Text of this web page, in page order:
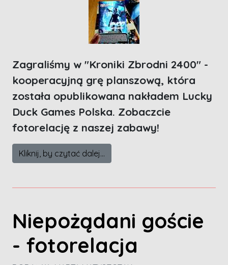
Zagraliśmy w "Kroniki Zbrodni 2400" -
kooperacyjną grę planszową, która
została opublikowana nakładem Lucky
Duck Games Polska. Zobaczcie
fotorelację z naszej zabawy!
Kliknij, by czytać dalej...
Niepożądani goście
- fotorelacja